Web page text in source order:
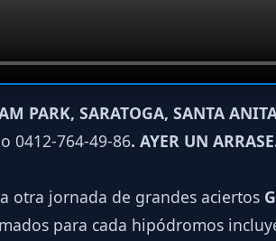
PARK, SARATOGA, SANTA
0412-764-49-86. AYER UN
otra jornada de grandes aciertos
para cada hipódromos